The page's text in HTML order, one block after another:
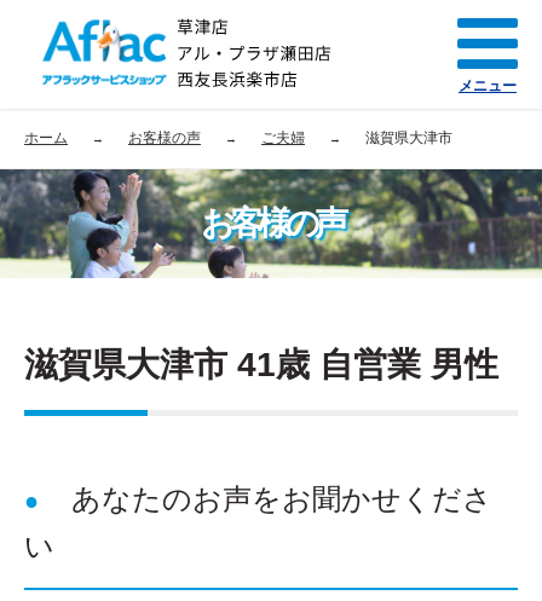
ホーム お客様の声 ご夫婦 滋賀県大津市
お客様の声
滋賀県大津市 41歳 自営業 男性
あなたのお声をお聞かせくださ
い
メニュー